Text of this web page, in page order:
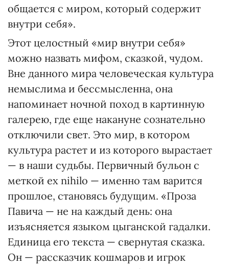
общается с миром, который содержит
внутри себя».
Этот целостный «мир внутри себя»
можно назвать мифом, сказкой, чудом.
Вне данного мира человеческая культура
немыслима и бессмысленна, она
напоминает ночной поход в картинную
галерею, где еще накануне сознательно
отключили свет. Это мир, в котором
культура растет и из которого вырастает
— в наши судьбы. Первичный бульон с
меткой ex nihilo — именно там варится
прошлое, становясь будущим. «Проза
Павича — не на каждый день: она
изъясняется языком цыганской гадалки.
Единица его текста — свернутая сказка.
Он — рассказчик кошмаров и игрок